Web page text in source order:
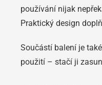
používání nijak
Praktický design
Součástí balení je
použití – stačí ji